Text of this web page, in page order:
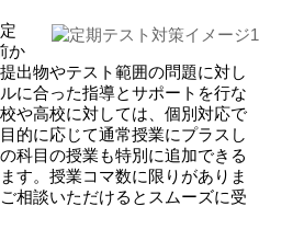
か
出物やテスト範囲の問題に対し
に合った指導とサポートを行な
や高校に対しては、個別対応で
的に応じて通常授業にプラスし
科目の授業も特別に追加できる
す。授業コマ数に限りがありま
相談いただけるとスムーズに受